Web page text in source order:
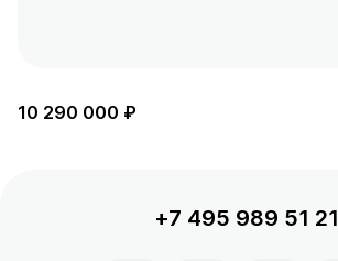
10 290 000 ₽
+7 495 989 51 21